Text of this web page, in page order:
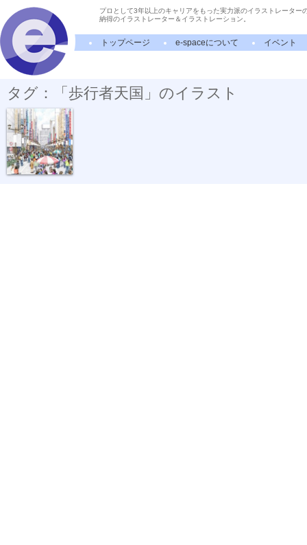
プロとして3年以上のキャリアをもった実力派のイラストレーター
納得のイラストレーター＆イラストレーション。
トップページ e-spaceについて イベント
タグ：「歩行者天国」のイラスト
ボールペン画...